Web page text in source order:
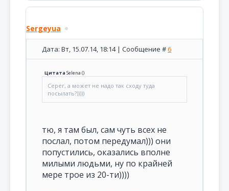
Sergeyua
Дата: Вт, 15.07.14, 18:14 | Сообщение #6
ЦитатаSelena ()
Серег, а может не надо так сходу туда
посылать?)))))
тю, я там был, сам чуть всех не
послал, потом передумал))) они
попустились, оказались вполне
милыми людьми, ну по крайней
мере трое из 20-ти))))